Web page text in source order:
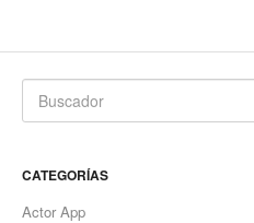
CATEGORÍAS
Actor App